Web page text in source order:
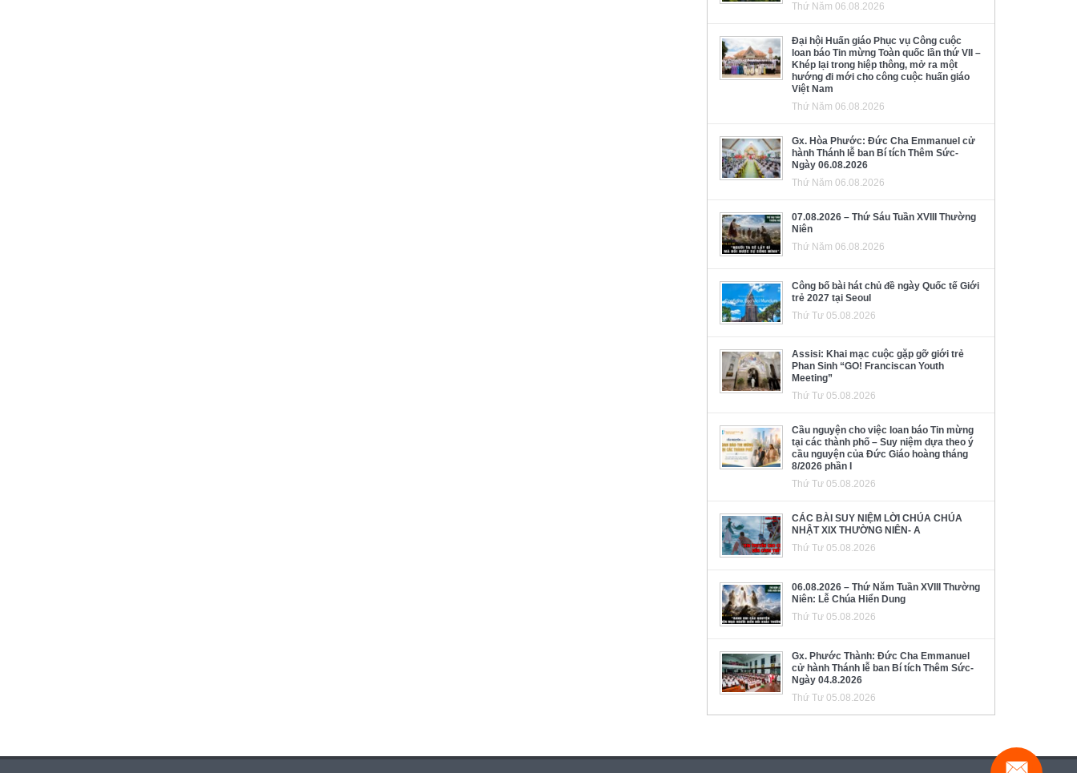
Thứ Năm 06.08.2026
Đại hội Huấn giáo Phục vụ Công cuộc
loan báo Tin mừng Toàn quốc lần thứ VII –
Khép lại trong hiệp thông, mở ra một
hướng đi mới cho công cuộc huấn giáo
Việt Nam
Thứ Năm 06.08.2026
Gx. Hòa Phước: Đức Cha Emmanuel cử
hành Thánh lễ ban Bí tích Thêm Sức-
Ngày 06.08.2026
Thứ Năm 06.08.2026
07.08.2026 – Thứ Sáu Tuần XVIII Thường
Niên
Thứ Năm 06.08.2026
Công bố bài hát chủ đề ngày Quốc tế Giới
trẻ 2027 tại Seoul
Thứ Tư 05.08.2026
Assisi: Khai mạc cuộc gặp gỡ giới trẻ
Phan Sinh “GO! Franciscan Youth
Meeting”
Thứ Tư 05.08.2026
Cầu nguyện cho việc loan báo Tin mừng
tại các thành phố – Suy niệm dựa theo ý
cầu nguyện của Đức Giáo hoàng tháng
8/2026 phần I
Thứ Tư 05.08.2026
CÁC BÀI SUY NIỆM LỜI CHÚA CHÚA
NHẬT XIX THƯỜNG NIÊN- A
Thứ Tư 05.08.2026
06.08.2026 – Thứ Năm Tuần XVIII Thường
Niên: Lễ Chúa Hiển Dung
Thứ Tư 05.08.2026
Gx. Phước Thành: Đức Cha Emmanuel
cử hành Thánh lễ ban Bí tích Thêm Sức-
Ngày 04.8.2026
Thứ Tư 05.08.2026